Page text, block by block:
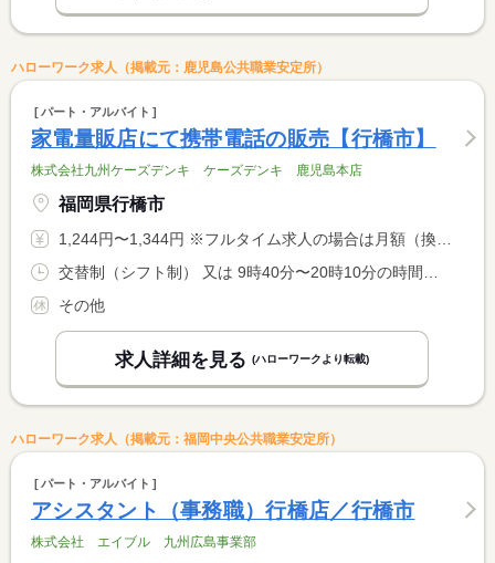
ハローワーク求人（掲載元：鹿児島公共職業安定所）
パート・アルバイト
家電量販店にて携帯電話の販売【行橋市】
株式会社九州ケーズデンキ ケーズデンキ 鹿児島本店
福岡県行橋市
1,244円〜1,344円 ※フルタイム求人の場合は月額（換算額）、パート求人の場合は時間額を表示しています。
その他
求人詳細を見る (ハローワークより転載)
ハローワーク求人（掲載元：福岡中央公共職業安定所）
パート・アルバイト
アシスタント（事務職）行橋店／行橋市
株式会社 エイブル 九州広島事業部